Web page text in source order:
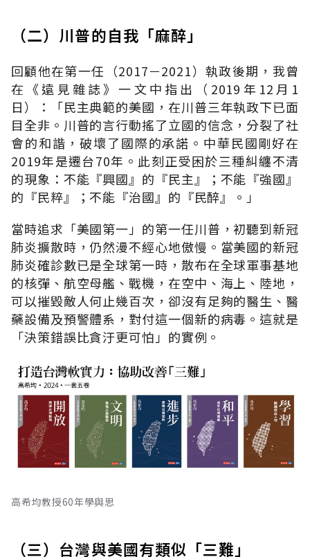
（二）川普的自我「麻醉」
回顧他在第一任（2017－2021）執政後期，我曾
在《遠見雜誌》一文中指出（ 2019 年 12 月 1
日）：「民主典範的美國，在川普三年執政下已面
目全非。川普的言行動搖了立國的信念，分裂了社
會的和諧，破壞了國際的承諾。中華民國剛好在
2019年是遷台70年。此刻正受困於三種糾纏不清
的現象：不能『興國』的『民主』；不能『強國』
的『民粹』；不能『治國』的『民醉』。」
當時追求「美國第一」的第一任川普，初聽到新冠
肺炎擴散時，仍然漫不經心地傲慢。當美國的新冠
肺炎確診數已是全球第一時，散布在全球軍事基地
的核彈、航空母艦、戰機，在空中、海上、陸地，
可以摧毀敵人何止幾百次，卻沒有足夠的醫生、醫
藥設備及預警體系，對付這一個新的病毒。這就是
「決策錯誤比貪汙更可怕」的實例。
高希均教授60年學與思
（三）台灣與美國有類似「三難」